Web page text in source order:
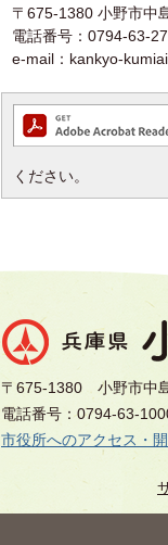
〒675-1380 小野市中
電話番号：0794-63-
e-mail：kankyo-
ください。
〒675-1380 小野市中
電話番号：0794-63-
市役所へのアクセス・